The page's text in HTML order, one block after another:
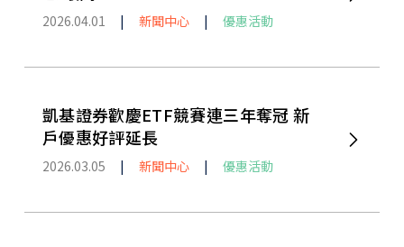
2026.04.01 | 新聞中心 | 優惠活動
凱基證券歡慶ETF競賽連三年奪冠 新
戶優惠好評延長
2026.03.05 | 新聞中心 | 優惠活動